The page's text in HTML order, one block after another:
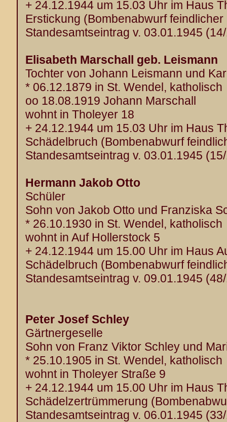
+ 24.12.1944 um 15.03 Uhr im Haus
Erstickung (Bombenabwurf feindlicher
Standesamtseintrag v. 03.01.1945
Elisabeth Marschall geb. Leismann
Tochter von Johann Leismann und
* 06.12.1879 in St. Wendel, katholisch
oo 18.08.1919 Johann Marschall
wohnt in Tholeyer 18
+ 24.12.1944 um 15.03 Uhr im Haus
Schädelbruch (Bombenabwurf
Standesamtseintrag v. 03.01.1945
Hermann Jakob Otto
Schüler
Sohn von Jakob Otto und Franziska
* 26.10.1930 in St. Wendel, katholisch
wohnt in Auf Hollerstock 5
+ 24.12.1944 um 15.00 Uhr im Haus
Schädelbruch (Bombenabwurf
Standesamtseintrag v. 09.01.1945
Peter Josef Schley
Gärtnergeselle
Sohn von Franz Viktor Schley und
* 25.10.1905 in St. Wendel, katholisch
wohnt in Tholeyer Straße 9
+ 24.12.1944 um 15.00 Uhr im Haus
Schädelzertrümmerung
Standesamtseintrag v. 06.01.1945